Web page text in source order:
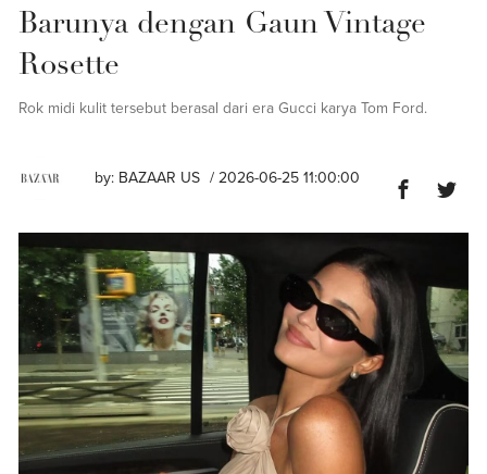
Barunya dengan Gaun Vintage
Rosette
Rok midi kulit tersebut berasal dari era Gucci karya Tom Ford.
by: BAZAAR US / 2026-06-25 11:00:00